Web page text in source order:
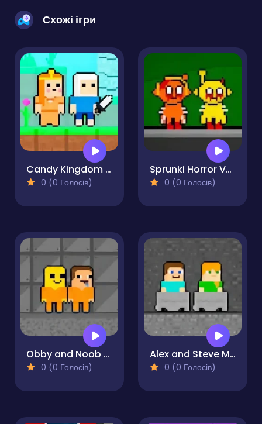
Схожі ігри
Candy Kingdom Skyblock Parkour
0 (0 Голосів)
Sprunki Horror Version Dark
0 (0 Голосів)
Obby and Noob Barry Prison
0 (0 Голосів)
Alex and Steve Miner Two-Player
0 (0 Голосів)